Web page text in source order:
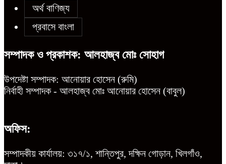
উন্নয়ন কে প্রাধান্য দিয়ে বগুড়ার সোনাতলা
পৌরসভার ২০২৬/২০২৭ অর্থ বছরের বাজেট
ঘোষণা
অর্থ বাণিজ্য
প্রবাসে বাংলা
সম্পাদক ও প্রকাশক: আলহাজ্ব মোঃ সোহাগ
উপদেষ্টা সম্পাদক: আনোয়ার হোসেন (রুমি)
নির্বাহী সম্পাদক - আলহাজ্ব মোঃ আনোয়ার হোসেন (বাবুল)
অফিস:
সম্পাদকীয় কার্যালয়: ৩১৭/১, শান্তিপুর, দক্ষিন গোড়ান, খিলগাঁও,